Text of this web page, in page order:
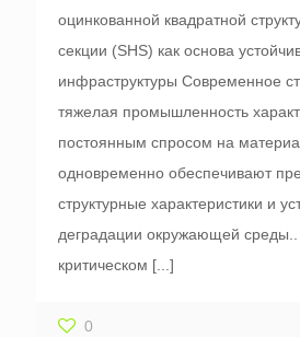
оцинкованной квадратной
секции (SHS) как основа
инфраструктуры Современное
тяжелая промышленность
постоянным спросом на
одновременно обеспечивают
структурные характеристики и
деградации окружающей
критическом [...]
0